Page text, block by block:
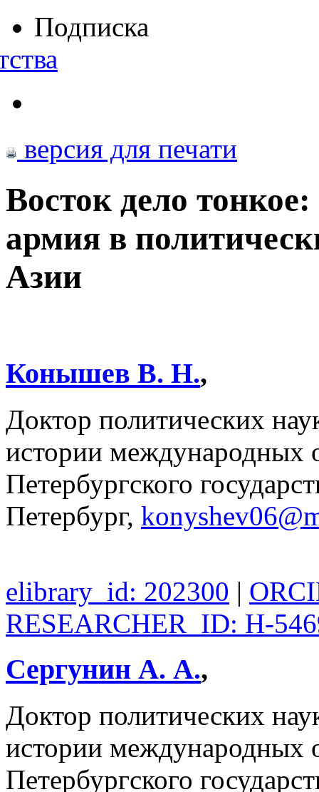
Подписка
версия для печати
Восток дело тонкое:
армия в
Азии
Конышев В. Н.,
Доктор политических
истории международных
Петербургского
Петербург,
elibrary_id: 202300 |
RESEARCHER_ID: H-
Сергунин А. А.,
Доктор политических
истории международных
Петербургского